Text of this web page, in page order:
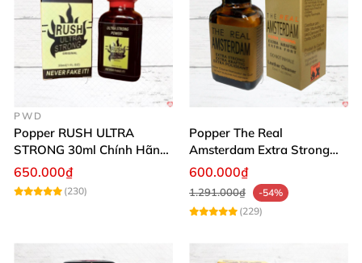
PWD
Popper RUSH ULTRA
STRONG 30ml Chính Hãng
Mỹ Giá Tốt Mua Ngay
650.000₫
(230)
Popper The Real
Amsterdam Extra Strong
30ml Kích Thích Mạnh Mẽ
Mua Ngay
600.000₫
1.291.000₫
-54%
(229)